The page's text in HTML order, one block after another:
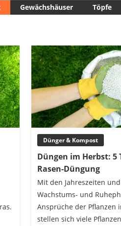
Gewächshäuser Töpfe
Dünger & Kompost
Düngen im Herbst:
Rasen-Düngung
Mit den Jahreszeiten
Wachstums- und
Ansprüche der Pflanzen
stellen sich viele